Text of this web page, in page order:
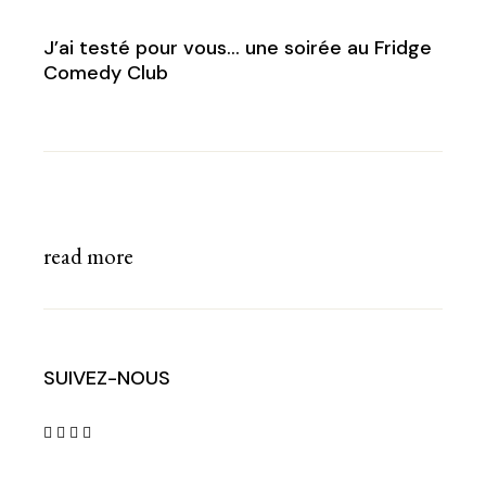
J’ai testé pour vous… une soirée au Fridge
Comedy Club
read more
SUIVEZ-NOUS